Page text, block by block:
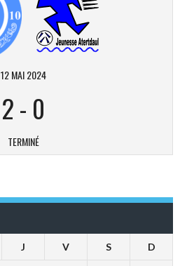
12 MAI 2024
2- 0
TERMINÉ
J V S D